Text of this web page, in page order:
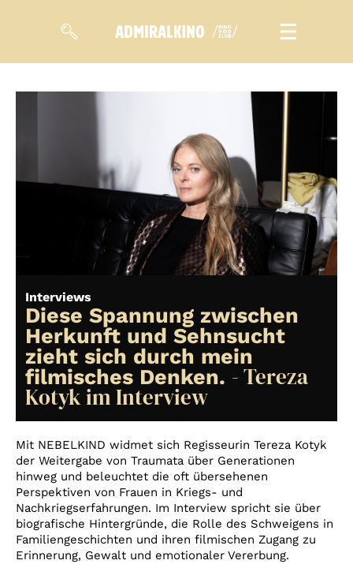
Kuratierungen
Events
So geht’s
Filmpakete
Gutscheine
& Filmpässe
Account
Suche
Interviews
Diese Spannung zwischen
Herkunft und Sehnsucht
zieht sich durch mein
filmisches Denken. - Tereza
Kotyk im Interview
Mit NEBELKIND widmet sich Regisseurin Tereza Kotyk
der Weitergabe von Traumata über Generationen
hinweg und beleuchtet die oft übersehenen
Perspektiven von Frauen in Kriegs- und
Nachkriegserfahrungen. Im Interview spricht sie über
biografische Hintergründe, die Rolle des Schweigens in
Familiengeschichten und ihren filmischen Zugang zu
Erinnerung, Gewalt und emotionaler Vererbung.